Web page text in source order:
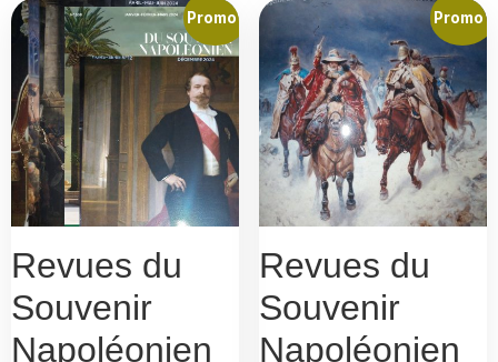
Promo !
Revues du
Souvenir
Napoléonien
Promo !
Revues du
Souvenir
Napoléonien